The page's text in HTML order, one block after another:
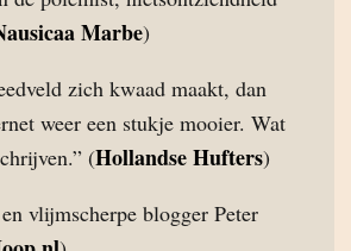
Marbe)
zich kwaad maakt, dan
weer een stukje mooier. Wat
(Hollandse Hufters)
vlijmscherpe blogger Peter